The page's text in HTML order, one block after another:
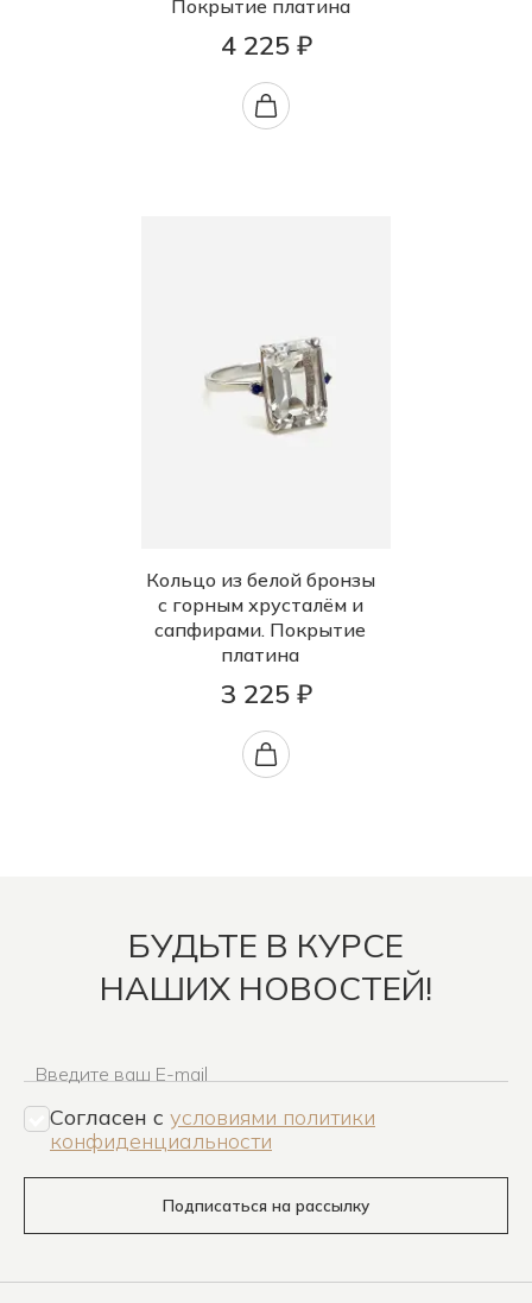
Покрытие платина
4 225 ₽
Кольцо из белой бронзы
с горным хрусталём и
сапфирами. Покрытие
платина
3 225 ₽
БУДЬТЕ В КУРСЕ
НАШИХ НОВОСТЕЙ!
Введите ваш E-mail
Согласен c условиями политики
конфиденциальности
Подписаться на рассылку